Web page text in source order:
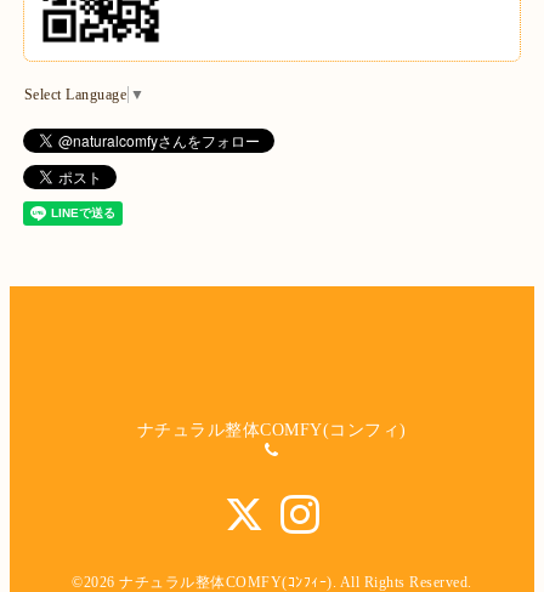
Select Language ▼
ナチュラル整体COMFY(コンフィ)
©2026ナチュラル整体COMFY(ｺﾝﾌｨｰ) . All Rights Reserved.